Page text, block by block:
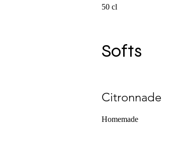
50 cl
Softs
Citronnade
Homemade